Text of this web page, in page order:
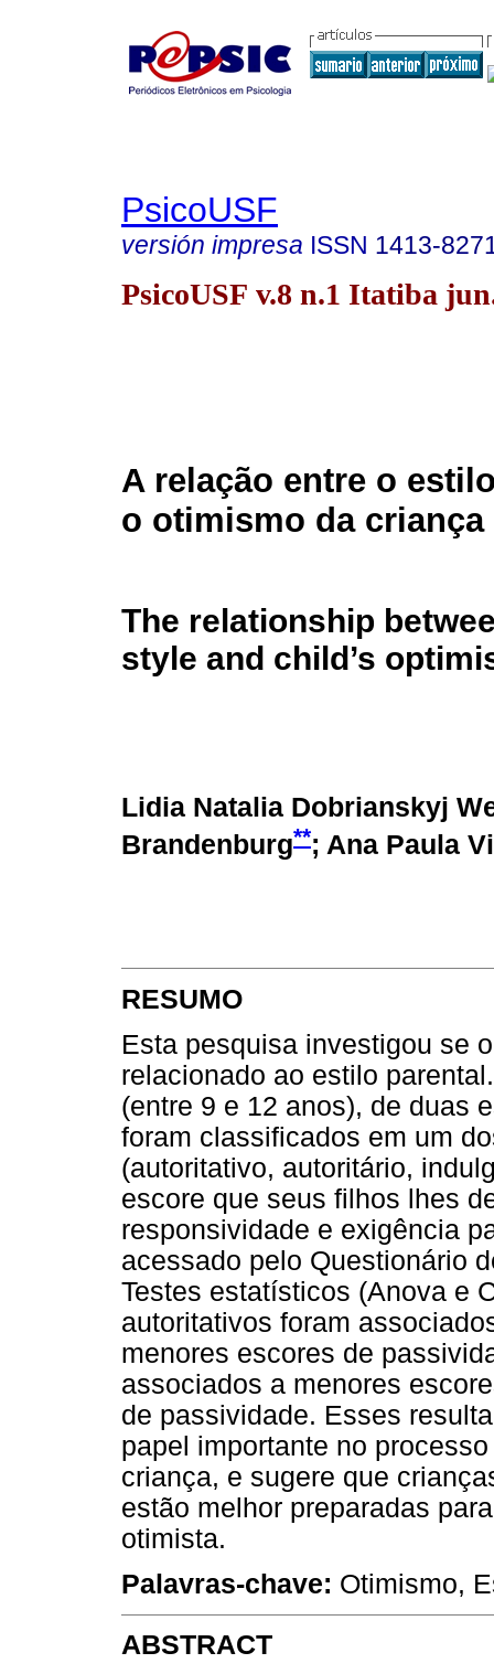
PsicoUSF
versión impresa ISSN 1413-
PsicoUSF v.8 n.1 Itatiba
A relação entre o
o otimismo da criança
The relationship
style and child’s
Lidia Natalia Dobrianskyj
Brandenburg**; Ana Paula
RESUMO
Esta pesquisa investigou se
relacionado ao estilo
(entre 9 e 12 anos), de duas
foram classificados em um
(autoritativo, autoritário,
escore que seus filhos lhes
responsividade e exigência
acessado pelo Questionário
Testes estatísticos (Anova e
autoritativos foram
menores escores de
associados a menores
de passividade. Esses
papel importante no
criança, e sugere que
estão melhor preparadas
otimista.
Palavras-chave: Otimismo,
ABSTRACT